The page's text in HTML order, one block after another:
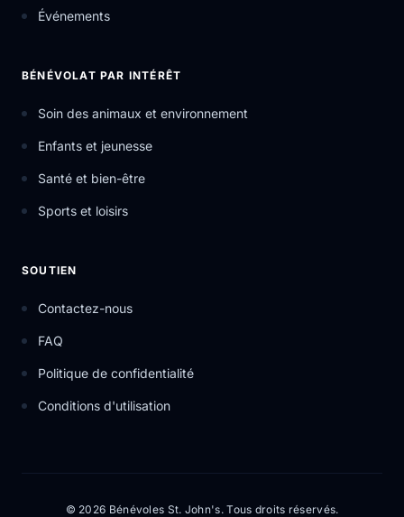
Événements
BÉNÉVOLAT PAR INTÉRÊT
Soin des animaux et environnement
Enfants et jeunesse
Santé et bien-être
Sports et loisirs
SOUTIEN
Contactez-nous
FAQ
Politique de confidentialité
Conditions d'utilisation
© 2026 Bénévoles St. John's. Tous droits réservés.